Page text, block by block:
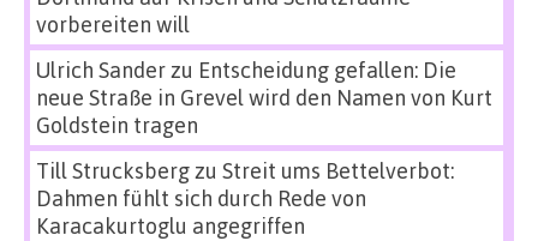
vorbereiten will
Ulrich Sanderzu Entscheidung gefallen: Die
neue Straße in Grevel wird den Namen von Kurt
Goldstein tragen
Till Strucksbergzu Streit ums Bettelverbot:
Dahmen fühlt sich durch Rede von
Karacakurtoglu angegriffen